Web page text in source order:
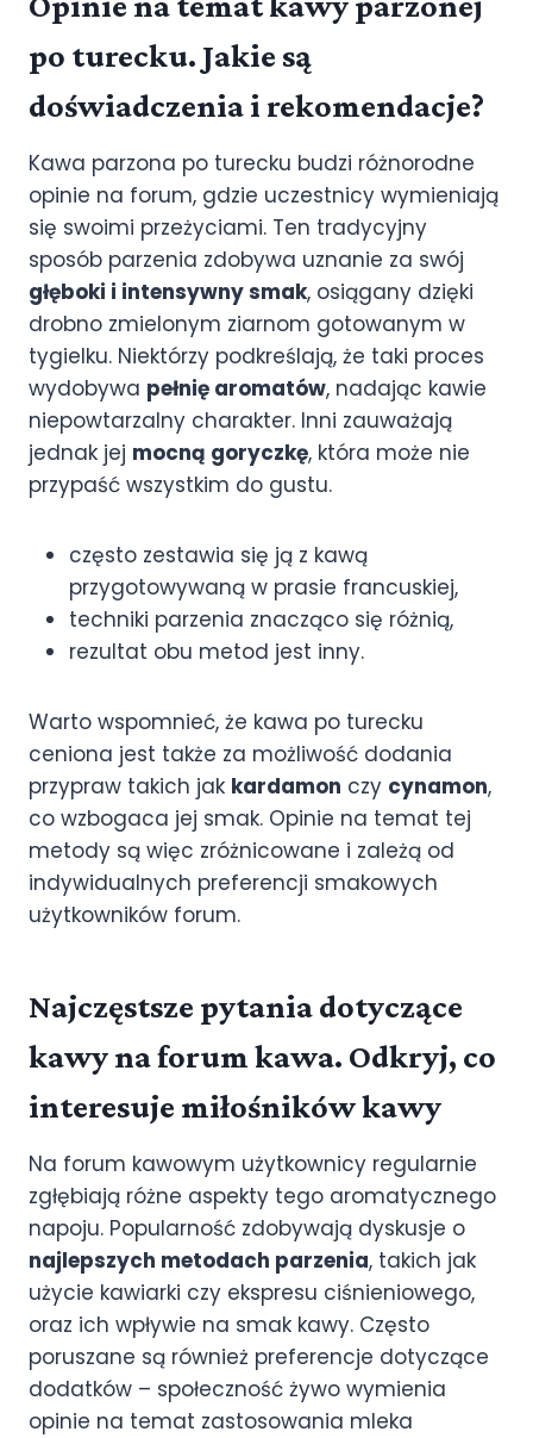
po turecku. Jakie są
doświadczenia i rekomendacje?
Kawa parzona po turecku budzi różnorodne
opinie na forum, gdzie uczestnicy wymieniają
się swoimi przeżyciami. Ten tradycyjny
sposób parzenia zdobywa uznanie za swój
głęboki i intensywny smak, osiągany dzięki
drobno zmielonym ziarnom gotowanym w
tygielku. Niektórzy podkreślają, że taki proces
wydobywa pełnię aromatów, nadając kawie
niepowtarzalny charakter. Inni zauważają
jednak jej mocną goryczkę, która może nie
przypaść wszystkim do gustu.
często zestawia się ją z kawą
przygotowywaną w prasie francuskiej,
techniki parzenia znacząco się różnią,
rezultat obu metod jest inny.
Warto wspomnieć, że kawa po turecku
ceniona jest także za możliwość dodania
przypraw takich jak kardamon czy cynamon,
co wzbogaca jej smak. Opinie na temat tej
metody są więc zróżnicowane i zależą od
indywidualnych preferencji smakowych
użytkowników forum.
Najczęstsze pytania dotyczące
kawy na forum kawa. Odkryj, co
interesuje miłośników kawy
Na forum kawowym użytkownicy regularnie
zgłębiają różne aspekty tego aromatycznego
napoju. Popularność zdobywają dyskusje o
najlepszych metodach parzenia, takich jak
użycie kawiarki czy ekspresu ciśnieniowego,
oraz ich wpływie na smak kawy. Często
poruszane są również preferencje dotyczące
dodatków – społeczność żywo wymienia
opinie na temat zastosowania mleka